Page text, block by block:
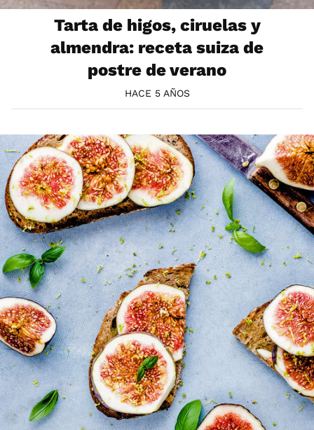
Tarta de higos, ciruelas y
almendra: receta suiza de
postre de verano
HACE 5 AÑOS